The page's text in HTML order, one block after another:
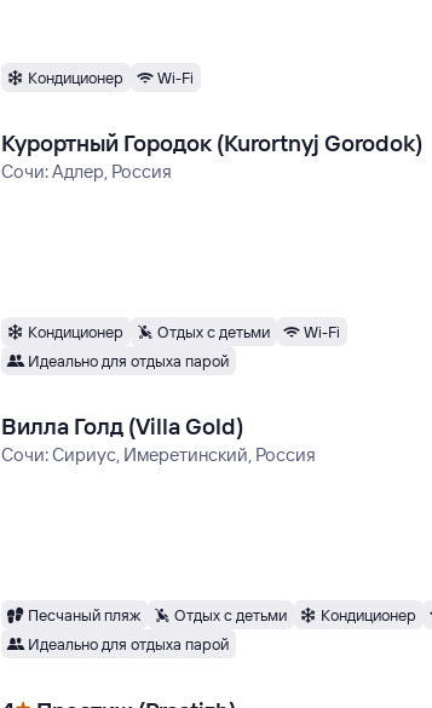
Кондиционер Wi-Fi
Курортный Городок (Kurortnyj Gorodok)
Сочи: Адлер, Россия
Кондиционер Отдых с детьми
Wi-Fi
Идеально для отдыха парой
Вилла Голд (Villa Gold)
Сочи: Сириус, Имеретинский, Россия
Песчаный пляж Отдых с детьми Кондиционер
Идеально для отдыха парой